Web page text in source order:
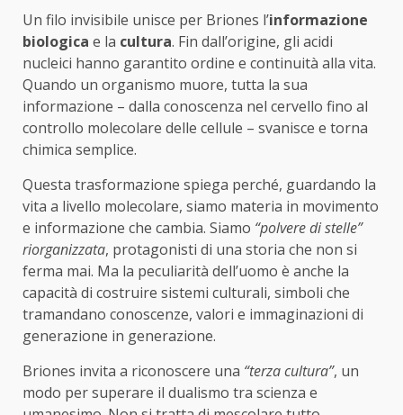
Un filo invisibile unisce per Briones l’informazione
biologica e la cultura. Fin dall’origine, gli acidi
nucleici hanno garantito ordine e continuità alla vita.
Quando un organismo muore, tutta la sua
informazione – dalla conoscenza nel cervello fino al
controllo molecolare delle cellule – svanisce e torna
chimica semplice.
Questa trasformazione spiega perché, guardando la
vita a livello molecolare, siamo materia in movimento
e informazione che cambia. Siamo “polvere di stelle”
riorganizzata, protagonisti di una storia che non si
ferma mai. Ma la peculiarità dell’uomo è anche la
capacità di costruire sistemi culturali, simboli che
tramandano conoscenze, valori e immaginazioni di
generazione in generazione.
Briones invita a riconoscere una “terza cultura”, un
modo per superare il dualismo tra scienza e